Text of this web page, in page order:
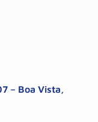
– Boa Vista,